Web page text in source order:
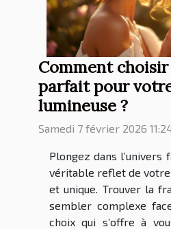
Comment
parfait pour
lumineuse ?
Samedi 7 février 2026
Plongez dans l’univers
véritable reflet de
et unique. Trouver la
sembler complexe
choix qui s’offre à